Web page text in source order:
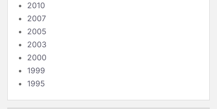
2010
2007
2005
2003
2000
1999
1995